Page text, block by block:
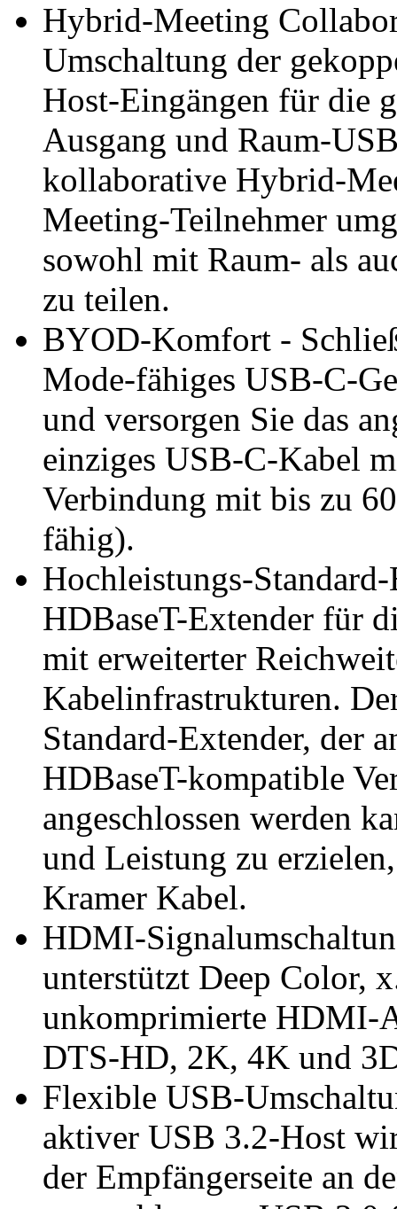
Hybrid-Meeting
Umschaltung der
Host-Eingängen für die
Ausgang und Raum-
kollaborative Hybrid-
Meeting-Teilnehmer
sowohl mit Raum- als
zu teilen.
BYOD-Komfort -
Mode-fähiges USB-C-
und versorgen Sie das
einziges USB-C-Kabel
Verbindung mit bis zu
fähig).
Hochleistungs-
HDBaseT-Extender für
mit erweiterter
Kabelinfrastrukturen.
Standard-Extender, der
HDBaseT-kompatible
angeschlossen werden
und Leistung zu
Kramer Kabel.
HDMI-
unterstützt Deep Color,
unkomprimierte HDMI-
DTS-HD, 2K, 4K und
Flexible USB-
aktiver USB 3.2-Host
der Empfängerseite an